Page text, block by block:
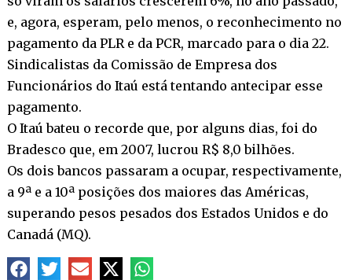
e, agora, esperam, pelo menos, o reconhecimento no
pagamento da PLR e da PCR, marcado para o dia 22.
Sindicalistas da Comissão de Empresa dos
Funcionários do Itaú está tentando antecipar esse
pagamento.
O Itaú bateu o recorde que, por alguns dias, foi do
Bradesco que, em 2007, lucrou R$ 8,0 bilhões.
Os dois bancos passaram a ocupar, respectivamente,
a 9ª e a 10ª posições dos maiores das Américas,
superando pesos pesados dos Estados Unidos e do
Canadá (MQ).